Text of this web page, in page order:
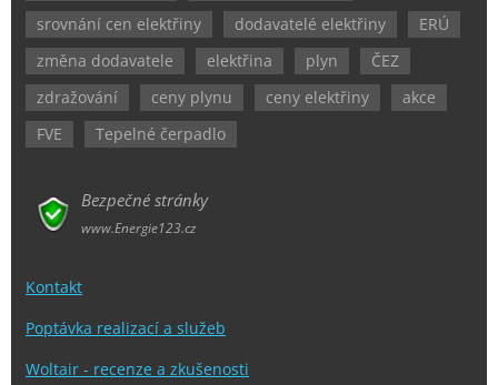
srovnání cen elektřiny
dodavatelé elektřiny
ERÚ
změna dodavatele
elektřina plyn
ČEZ
zdražování
ceny plynu ceny elektřiny
akce
FVE
Tepelné čerpadlo
Bezpečné stránky
www.Energie123.cz
Kontakt
Poptávka realizací a služeb
Woltair - recenze a zkušenosti